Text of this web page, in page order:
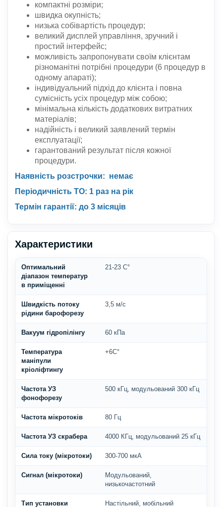
компактні розміри;
швидка окупність;
низька собівартість процедур;
великий дисплей управління, зручний і
простий інтерфейс;
можливість запропонувати своїм клієнтам
різноманітні потрібні процедури (6 процедур в
одному апараті);
індивідуальний підхід до клієнта і повна
сумісність усіх процедур між собою;
мінімальна кількість додаткових витратних
матеріалів;
надійність і великий заявлений термін
експлуатації;
гарантований результат після кожної
процедури.
Наявність розстрочки: немає
Періодичність ТО: 1 раз на рік
Термін гарантії: до 3 місяців
Характеристики
Оптимальний
діапазон температур
в приміщенні
21-23 С°
Швидкість потоку
рідини барофорезу
3,5 м/с
Вакуум гідропілінгу 60 кПа
Температура
маніпули
кріоліфтингу
+6С°
Частота УЗ
фонофорезу
500 кГц, модульований 300 кГц
Частота мікротоків 80 Гц
Частота УЗ скрабера 4000 КГц, модульований 25 кГц
Сила току (мікротоки) 300-700 мкА
Сигнал (мікротоки)
Модульований,
низькочастотний
Тип установки Настільний, мобільний